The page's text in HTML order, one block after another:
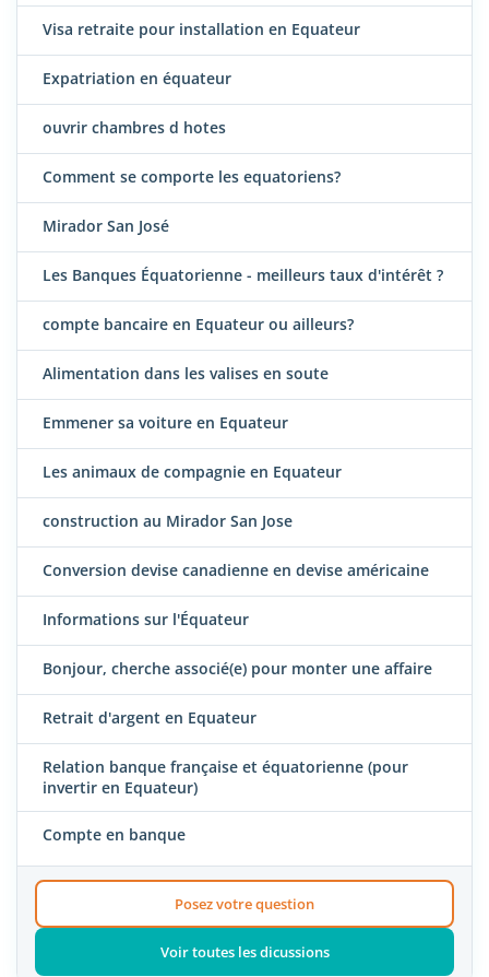
Visa retraite pour installation en Equateur
Expatriation en équateur
ouvrir chambres d hotes
Comment se comporte les equatoriens?
Mirador San José
Les Banques Équatorienne - meilleurs taux d'intérêt ?
compte bancaire en Equateur ou ailleurs?
Alimentation dans les valises en soute
Emmener sa voiture en Equateur
Les animaux de compagnie en Equateur
construction au Mirador San Jose
Conversion devise canadienne en devise américaine
Informations sur l'Équateur
Bonjour, cherche associé(e) pour monter une affaire
Retrait d'argent en Equateur
Relation banque française et équatorienne (pour
invertir en Equateur)
Compte en banque
Posez votre question
Voir toutes les dicussions